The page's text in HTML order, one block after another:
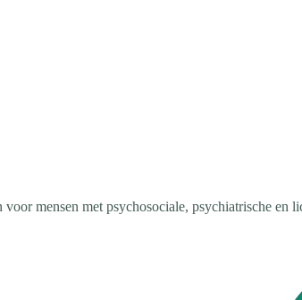
mensen met psychosociale, psychiatrische